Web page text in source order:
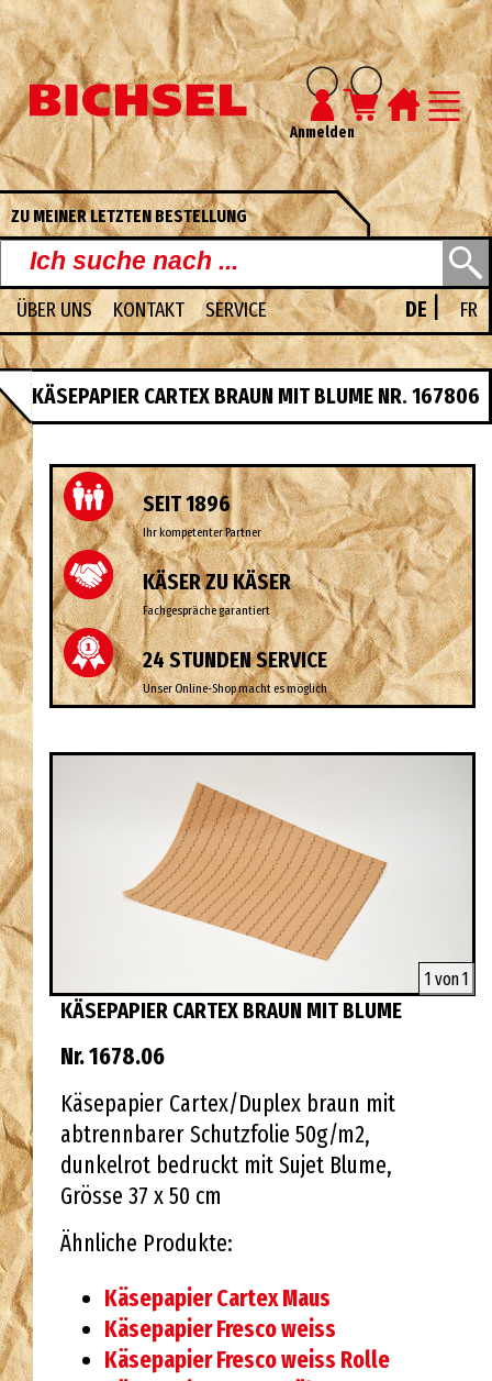
Anmelden
ZU MEINER LETZTEN BESTELLUNG
UNSERE PDF-KATALOGE
ÜBER UNS KONTAKT SERVICE DE| FR
KÄSEPAPIER CARTEX BRAUN MIT BLUME NR. 167806
SEIT 1896
Ihr kompetenter Partner
KÄSER ZU KÄSER
Fachgespräche garantiert
24 STUNDEN SERVICE
Unser Online-Shop macht es möglich
1 von 1
KÄSEPAPIER CARTEX BRAUN MIT BLUME
Nr. 1678.06
Käsepapier Cartex/Duplex braun mit
abtrennbarer Schutzfolie 50g/m2,
dunkelrot bedruckt mit Sujet Blume,
Grösse 37 x 50 cm
Ähnliche Produkte:
Käsepapier Cartex Maus
Käsepapier Fresco weiss
Käsepapier Fresco weiss Rolle